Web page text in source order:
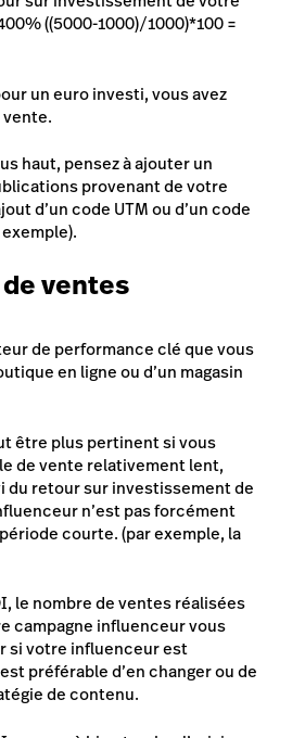
((5000-1000)/1000)*100 =
un euro investi, vous avez
vente.
haut, pensez à ajouter un
provenant de votre
d’un code UTM ou d’un code
ventes
de performance clé que vous
en ligne ou d’un magasin
être plus pertinent si vous
de vente relativement lent,
du retour sur investissement de
n’est pas forcément
courte. (par exemple, la
le nombre de ventes réalisées
campagne influenceur vous
si votre influenceur est
préférable d’en changer ou de
de contenu.